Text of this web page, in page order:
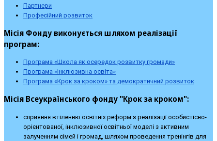
Партнери
Професійний розвиток
Місія Фонду виконується шляхом реалізації
програм:
Програма «Школа як осередок розвитку громади»
Програма «Інклюзивна освіта»
Програма «Крок за кроком» та демократичний розвиток
Місія Всеукраїнського фонду "Крок за кроком":
сприяння втіленню освітніх реформ з реалізації особистісно-
орієнтованої, інклюзивної освітньої моделі з активним
залученням сімей і громад, шляхом проведення тренінгів для